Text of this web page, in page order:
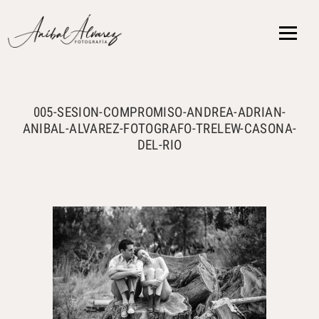
005-SESION-COMPROMISO-ANDREA-ADRIAN-
ANIBAL-ALVAREZ-FOTOGRAFO-TRELEW-CASONA-
DEL-RIO